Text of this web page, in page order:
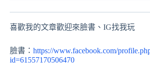
喜歡我的文章歡迎來臉書、IG找我玩
臉書： https://www.facebook.com/
id=61557170506470